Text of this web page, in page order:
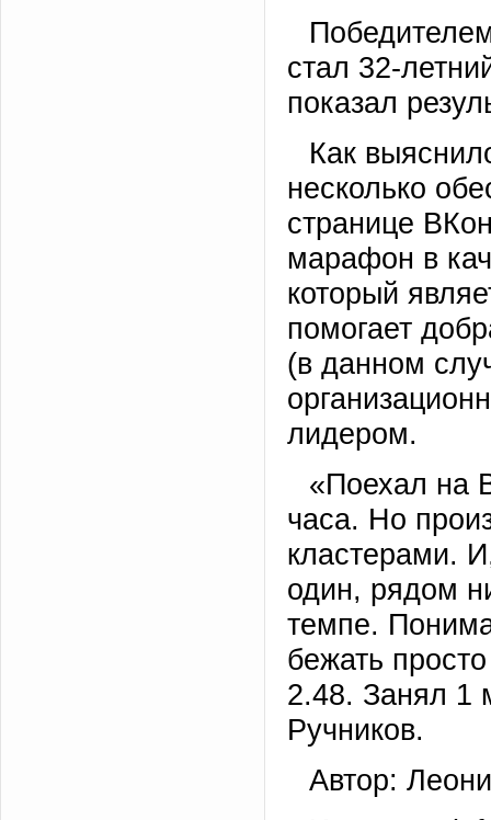
стал 32-
показал
Как
несколько
странице
марафон в
который
помогает
(в данном
лидером.
«Поехал на
часа. Но
кластерами.
один, рядом
темпе.
бежать
2.48. Занял 1
Ручников.
Автор: